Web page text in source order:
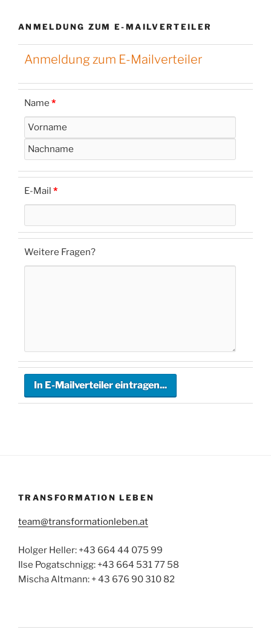
ANMELDUNG ZUM E-MAILVERTEILER
Anmeldung zum E-Mailverteiler
Name *
E-Mail *
Weitere Fragen?
TRANSFORMATION LEBEN
team@transformationleben.at
Holger Heller: +43 664 44 075 99
Ilse Pogatschnigg: +43 664 531 77 58
Mischa Altmann: + 43 676 90 310 82